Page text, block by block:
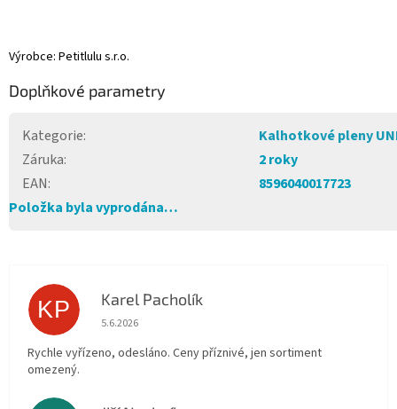
Výrobce: Petitlulu s.r.o.
Doplňkové parametry
Kategorie:
Kalhotkové pleny
Záruka:
2 roky
EAN:
8596040017723
Položka byla vyprodána…
KP Karel Pacholík
Hodnocení obchodu je 4 z 5 hvězdiček.
5.6.2026
Rychle vyřízeno, odesláno. Ceny příznivé, jen sortiment
omezený.